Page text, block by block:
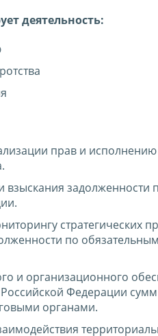
деятельность:
прав и
взыскания задолженности
стратегических
по
и организационного
Федерации
органами.